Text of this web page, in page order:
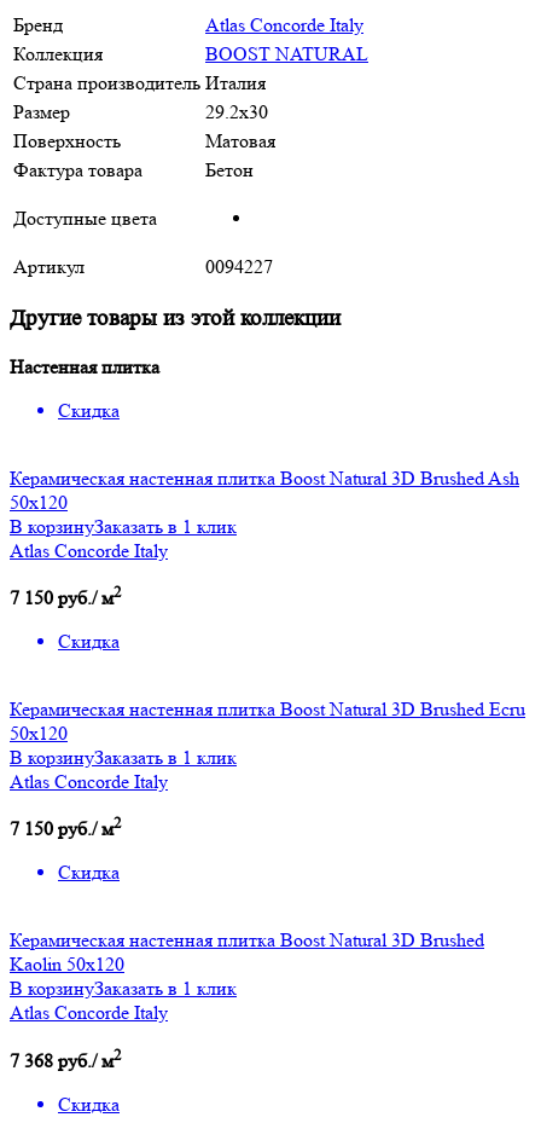
Бренд
Atlas Concorde Italy
Коллекция
BOOST NATURAL
Страна производитель Италия
Размер
29.2х30
Поверхность
Матовая
Фактура товара
Бетон
Доступные цвета
Артикул 0094227
Другие товары из этой коллекции
Настенная плитка
Скидка
Керамическая настенная плитка Boost Natural 3D Brushed Ash
50x120
В корзинуЗаказать в 1 клик
Atlas Concorde Italy
7 150 руб./ м2
Скидка
Керамическая настенная плитка Boost Natural 3D Brushed Ecru
50x120
В корзинуЗаказать в 1 клик
Atlas Concorde Italy
7 150 руб./ м2
Скидка
Керамическая настенная плитка Boost Natural 3D Brushed
Kaolin 50x120
В корзинуЗаказать в 1 клик
Atlas Concorde Italy
7 368 руб./ м2
Скидка